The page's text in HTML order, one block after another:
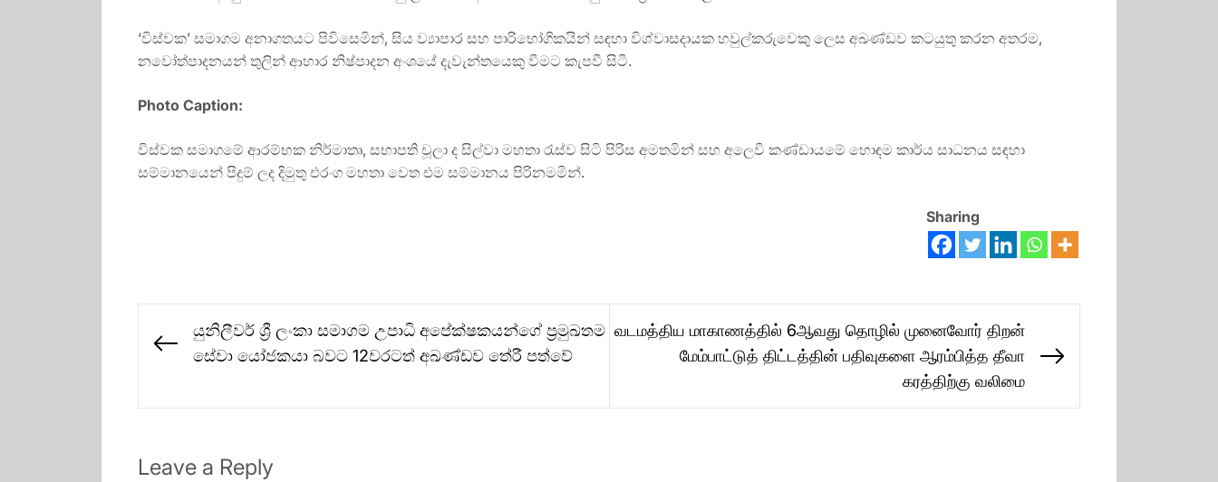
‘විස්වක’ සමාගම අනාගතයට පිවිසෙමින්, සිය ව්‍යාපාර සහ පාරිභෝගිකයින් සඳහා විශ්වාසදායක හවුල්කරුවෙකු ලෙස අඛණ්ඩව කටයුතු කරන අතරම,
නවෝත්පාදනයන් තුලින් ආහාර නිෂ්පාදන අංශයේ දැවැන්තයෙකු වීමට කැපවී සිටී.
Photo Caption:
විස්වක සමාගමේ ආරම්භක නිර්මාතෘ, සභාපති චූලා ද සිල්වා මහතා රැස්ව සිටි පිරිස අමතමින් සහ අලෙවි කණ්ඩායමේ හොඳම කාර්ය සාධනය සඳහා
සම්මානයෙන් පිදුම් ලද දිමුතු එරංග මහතා වෙත එම සම්මානය පිරිනමමින්.
Sharing
navigation
Previous
යුනිලීවර් ශ්‍රී ලංකා සමාගම උපාධි අපේක්ෂකයන්ගේ ප්‍රමුඛතම
සේවා යෝජකයා බවට 12වරටත් අඛණ්ඩව තේරී පත්වේ
வடமத்திய மாகாணத்தில் 6ஆவது தொழில் முனைவோர் திறன்
மேம்பாட்டுத் திட்டத்தின் பதிவுகளை ஆரம்பித்த தீவா
கரத்திற்கு வலிமை
Leave a Reply